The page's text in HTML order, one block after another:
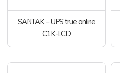
SANTAK – UPS true online
C1K-LCD